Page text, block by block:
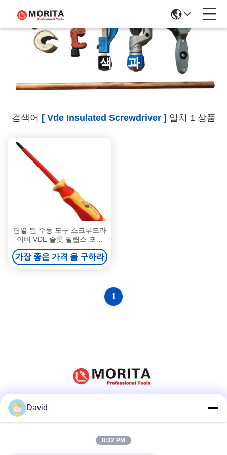
검색 결과
검색어 [ Vde Insulated Screwdriver ] 일치 1 상품
단열 된 수동 도구 스크루드라
이버 VDE 슬롯 필립스 포지
톱 크롬 바나디움 스틸 1000 V
AC 자석과 함께 높은 강도
가장 좋은 가격 을 구하라
1
David
8:32 PM